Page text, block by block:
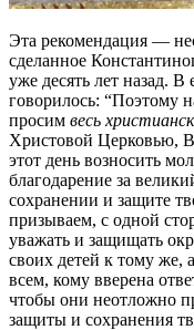
Эта рекомендация —
сделанное
уже десять лет назад. В
говорилось:
просим весь
Христовой Церковью,
этот день возносить
благодарение за
сохранении и защите
призываем, с одной
уважать и защищать
своих детей к тому же,
всем, кому вверена
чтобы они неотложно
защиты и сохранения